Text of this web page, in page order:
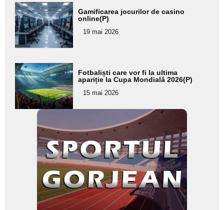
Adaugă
aici textul
pentru
subtitlu
Gamificarea jocurilor de casino
online(P)
19 mai 2026
Adaugă
aici textul
pentru
subtitlu
Fotbaliști care vor fi la ultima
apariție la Cupa Mondială 2026(P)
15 mai 2026